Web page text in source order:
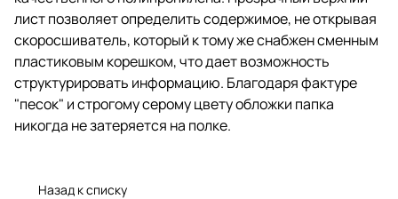
"песок" и строгому серому
цвету обложки папка никогда не
затеряется на полке.
лист позволяет определить содержимое, не открывая
скоросшиватель, который к тому же снабжен сменным
пластиковым корешком, что дает возможность
структурировать информацию. Благодаря фактуре
"песок" и строгому серому цвету обложки папка
никогда не затеряется на полке.
Назад к списку